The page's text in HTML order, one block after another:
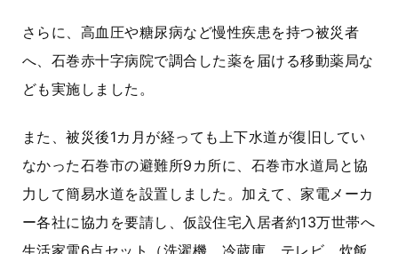
さらに、高血圧や糖尿病など慢性疾患を持つ被災者
へ、石巻赤十字病院で調合した薬を届ける移動薬局な
ども実施しました。
また、被災後1カ月が経っても上下水道が復旧してい
なかった石巻市の避難所9カ所に、石巻市水道局と協
力して簡易水道を設置しました。加えて、家電メーカ
ー各社に協力を要請し、仮設住宅入居者約13万世帯へ
生活家電6点セット
（洗濯機、冷蔵庫、テレビ、炊飯